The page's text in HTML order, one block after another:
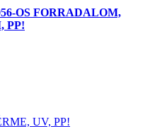
OS FORRADALOM,
PP!